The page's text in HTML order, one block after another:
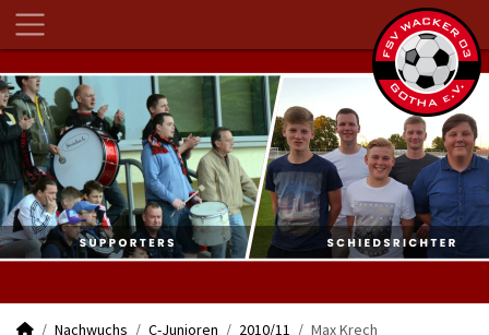
Nachwuchs C-Junioren 2010/11 Max Krech